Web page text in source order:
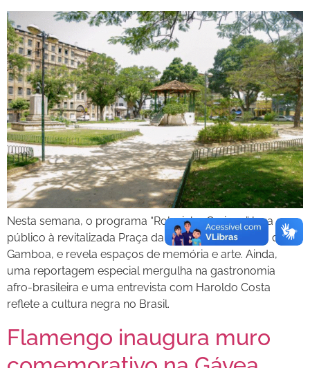
Nesta semana, o programa “Rolezinho Carioca” leva o
público à revitalizada Praça da Harmonia, no bairro da
Gamboa, e revela espaços de memória e arte. Ainda,
uma reportagem especial mergulha na gastronomia
afro-brasileira e uma entrevista com Haroldo Costa
reflete a cultura negra no Brasil.
Flamengo inaugura muro